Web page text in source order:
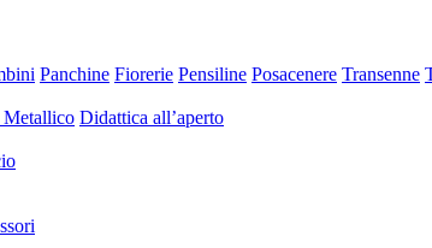
Panchine Fiorerie Pensiline Posacenere Transenne
Metallico Didattica all’aperto